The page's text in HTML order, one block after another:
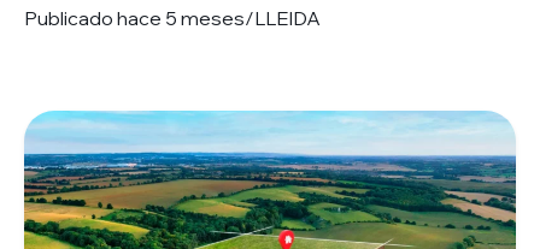
Publicado hace 5 meses/LLEIDA